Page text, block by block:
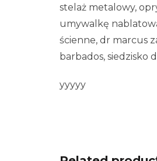
stelaż metalowy,
umywalkę
ścienne, dr marcus
barbados, siedzisko
yyyyy